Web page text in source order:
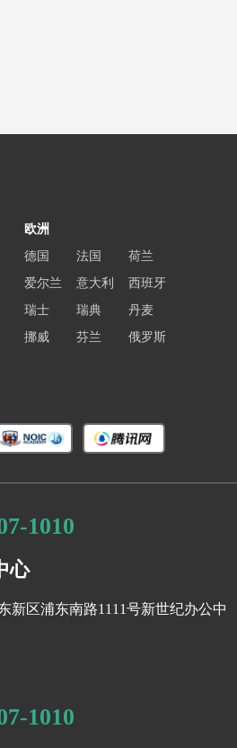
欧洲
德国
法国
荷兰
爱尔兰
意大利
西班牙
瑞士
瑞典
丹麦
挪威
芬兰 俄罗斯
1010
心
新区浦东南路1111号新世纪办公中
1010